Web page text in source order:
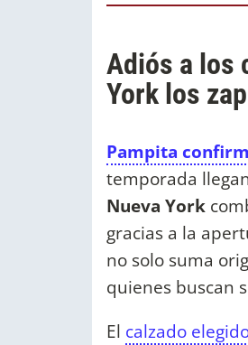
Adiós a los
York los
Pampita
temporada
Nueva York
gracias a la
no solo suma
quienes buscan
El calzado